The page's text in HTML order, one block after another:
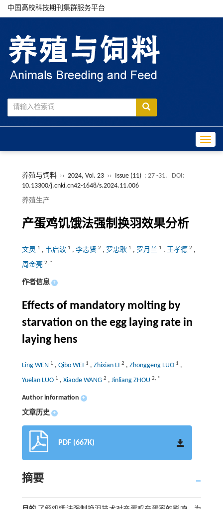
中国高校科技期刊集群服务平台
养殖与饲料 ›› 2024, Vol. 23 ›› Issue (11) : 27 -31.
DOI:
10.13300/j.cnki.cn42-1648/s.2024.11.006
养殖生产
产蛋鸡饥饿法强制换羽效果分析
文灵 1 , 韦启波 1 , 李志贤 2 , 罗忠耿 1 , 罗月兰 1 , 王孝德 2 ,
周金亮 2, *
作者信息 +
Effects of mandatory molting by
starvation on the egg laying rate in
laying hens
Ling WEN 1 , Qibo WEI 1 , Zhixian LI 2 , Zhonggeng LUO 1 ,
Yuelan LUO 1 , Xiaode WANG 2 , Jinliang ZHOU 2, *
Author information +
文章历史 +
PDF (667K)
摘要